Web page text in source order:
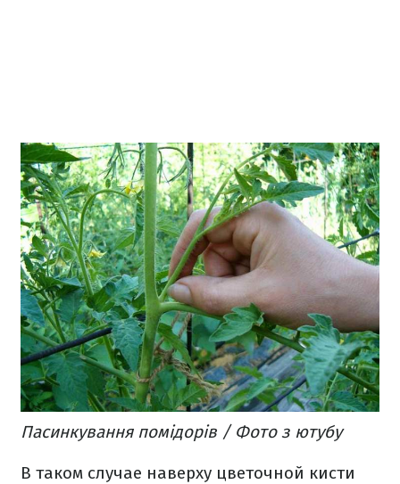
Пасинкування помідорів / Фото з ютубу
В таком случае наверху цветочной кисти